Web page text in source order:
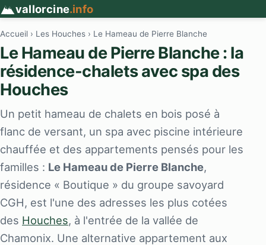
vallorcine.info
Accueil › Les Houches › Le Hameau de Pierre Blanche
Le Hameau de Pierre Blanche : la
résidence-chalets avec spa des
Houches
Un petit hameau de chalets en bois posé à
flanc de versant, un spa avec piscine intérieure
chauffée et des appartements pensés pour les
familles : Le Hameau de Pierre Blanche,
résidence « Boutique » du groupe savoyard
CGH, est l'une des adresses les plus cotées
des Houches, à l'entrée de la vallée de
Chamonix. Une alternative appartement aux